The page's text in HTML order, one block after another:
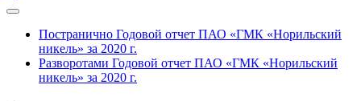
Постранично Годовой отчет ПАО «ГМК «Норильский
никель» за 2020 г.
Разворотами Годовой отчет ПАО «ГМК «Норильский
никель» за 2020 г.